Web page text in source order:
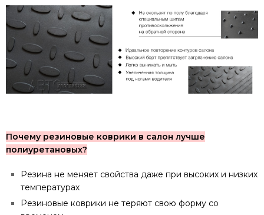
Почему резиновые коврики в салон лучше
полиуретановых?
Резина не меняет свойства даже при высоких и низких
температурах
Резиновые коврики не теряют свою форму со